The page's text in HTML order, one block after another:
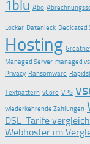
1blu Abo
Locker Datenleck Dedicated
Hosting
Managed Server managed
Privacy Ransomware
Textpattern vCore VPS
wiederkehrende Zahlungen
DSL-Tarife
Webhoster im